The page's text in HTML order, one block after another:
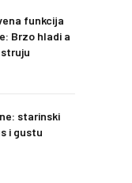
funkcija
Brzo hladi a
starinski
i gustu